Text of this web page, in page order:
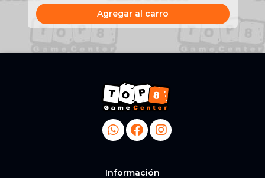
Agregar al carro
Información